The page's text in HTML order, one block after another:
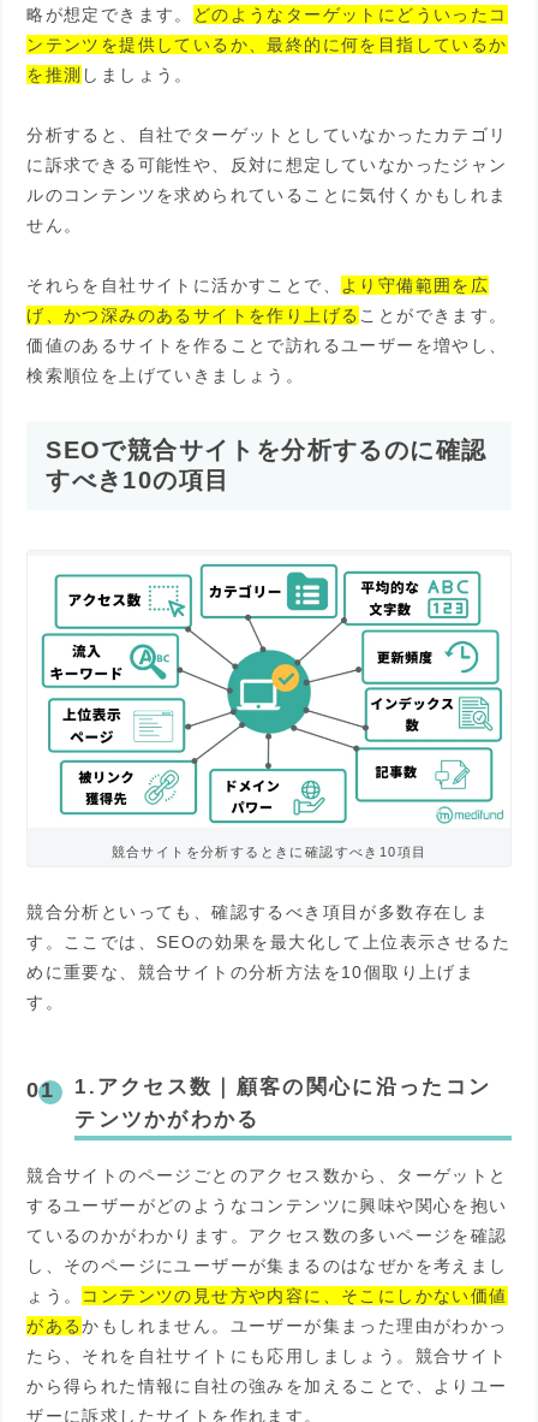
略が想定できます。
どのようなターゲットにどういったコ
ンテンツを提供しているか、最終的に何を目指しているか
を推測 しましょう。
分析すると、自社でターゲットとしていなかったカテゴリ
に訴求できる可能性や、反対に想定していなかったジャン
ルのコンテンツを求められていることに気付くかもしれま
せん。
それらを自社サイトに活かすことで、
より守備範囲を広
げ、かつ深みのあるサイトを作り上げる ことができます。
価値のあるサイトを作ることで訪れるユーザーを増やし、
検索順位を上げていきましょう。
SEOで競合サイトを分析するのに確認
すべき10の項目
競合サイトを分析するときに確認すべき10項目
競合分析といっても、確認するべき項目が多数存在しま
す。ここでは、SEOの効果を最大化して上位表示させるた
めに重要な、競合サイトの分析方法を10個取り上げま
す。
1.アクセス数
顧客の関心に沿ったコン
テンツかがわかる
競合サイトのページごとのアクセス数から、ターゲットと
するユーザーがどのようなコンテンツに興味や関心を抱い
ているのかがわかります。アクセス数の多いページを確認
し、そのページにユーザーが集まるのはなぜかを考えまし
ょう。 コンテンツの見せ方や内容に、そこにしかない価値
があるかもしれません。ユーザーが集まった理由がわかっ
たら、それを自社サイトにも応用しましょう。競合サイト
から得られた情報に自社の強みを加えることで、よりユー
ザーに訴求したサイトを作れます。